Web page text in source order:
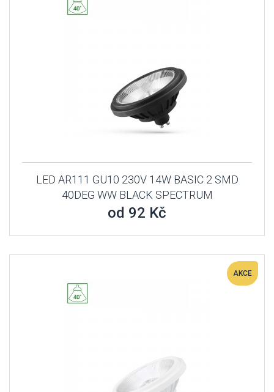
LED AR111 GU10 230V 14W BASIC 2 SMD
40DEG WW BLACK SPECTRUM
od 92 Kč
AKCE